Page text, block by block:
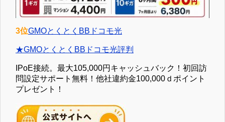
3位GMOとくとくBBドコモ光
★GMOとくとくBBドコモ光評判
IPoE接続。最大105,000円キャッシュバック！初回訪
問設定サポート無料！他社違約金100,000ｄポイント
プレゼント！